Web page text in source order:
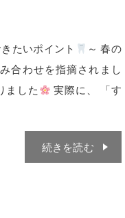
たいポイント
～ 春の
合わせを指摘されまし
ました
実際に、 「す
続きを読む